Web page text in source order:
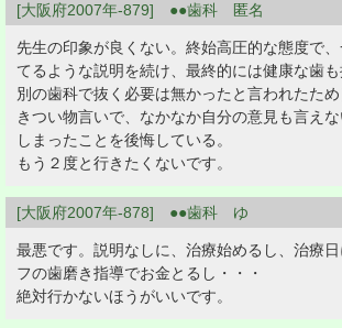
[大阪府2007年-879] ●●歯科 匿名
先生の印象が良くない。終始高圧的な態度で
てるような説明を続け、最終的には健康な歯
別の歯科で抜く必要は無かったと言われたため
きつい物言いで、なかなか自分の意見も言え
しまったことを後悔している。
もう２度と行きたくないです。
[大阪府2007年-878] ●●歯科 ゆ
最悪です。説明なしに、治療始めるし、治療
フの歯磨き指導でお金とるし・・・
絶対行かないほうがいいです。